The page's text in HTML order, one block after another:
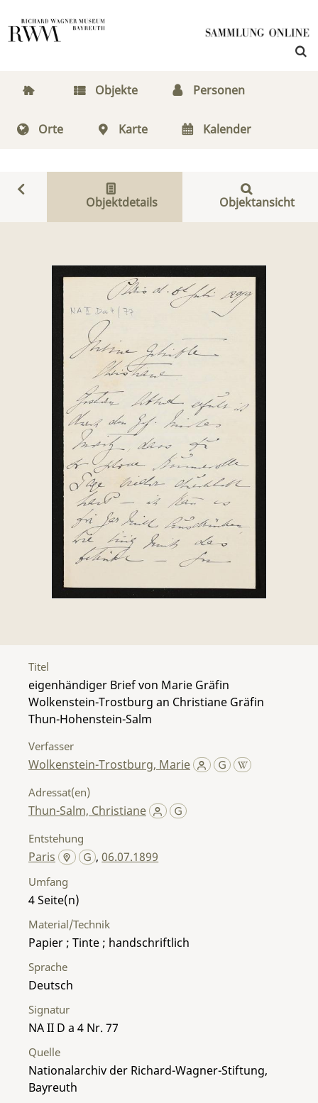
Objekte Personen
Orte Karte Kalender
Objektdetails Objektansicht
Titel
eigenhändiger Brief von Marie Gräfin
Wolkenstein-Trostburg an Christiane Gräfin
Thun-Hohenstein-Salm
Verfasser
Wolkenstein-Trostburg, Marie
Adressat(en)
Thun-Salm, Christiane
Entstehung
Paris ,06.07.1899
Umfang
4
Material/Technik
Papier ; Tinte ; handschriftlich
Sprache
Deutsch
Signatur
NA II D a 4 Nr. 77
Quelle
Nationalarchiv der Richard-Wagner-Stiftung,
Bayreuth